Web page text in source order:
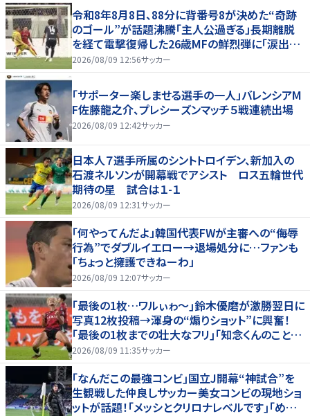
令和8年8月8日、88分に背番号8が決めた“奇跡
のゴール”が話題沸騰「主人公過ぎる」長期離脱
を経て電撃復帰した26歳MFの鮮烈弾に「涙出て
きた」
2026/08/09 12:56サッカー
「サポーター楽しませる選手の一人」バレンシアM
F佐藤龍之介、プレシーズンマッチ５戦連続出場
2026/08/09 12:42サッカー
日本人７選手所属のシントトロイデン、新加入の
石渡ネルソンが開幕戦でアシスト ロス五輪世代
期待の星 試合は１-１
2026/08/09 12:31サッカー
「何やってんだよ」韓国代表FWが主審への“侮辱
行為”でダブルイエロー→退場処分に…ファンも
「ちょっと擁護できねーわ」
2026/08/09 12:07サッカー
｢最後の1枚…ワルぃゎ〜｣鈴木優磨が激勝翌日に
写真12枚投稿→渾身の“煽りショット”に興奮！
｢最後の1枚までの壮大なフリ｣｢知念くんのことど
んだけ好きなんよｗ｣
2026/08/09 11:35サッカー
｢なんだこの最強コンビ｣国立J開幕“神試合”を
生観戦した仲良しサッカー美女コンビの現地ショ
ットが話題！｢メッシとクリロナレベルです｣｢めちゃ